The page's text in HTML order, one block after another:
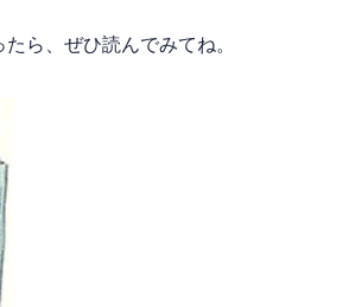
ら、ぜひ読んでみてね。